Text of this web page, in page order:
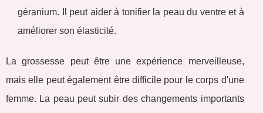
géranium. Il peut aider à tonifier la peau du ventre et à
améliorer son élasticité.
La grossesse peut être une expérience merveilleuse,
mais elle peut également être difficile pour le corps d'une
femme. La peau peut subir des changements importants